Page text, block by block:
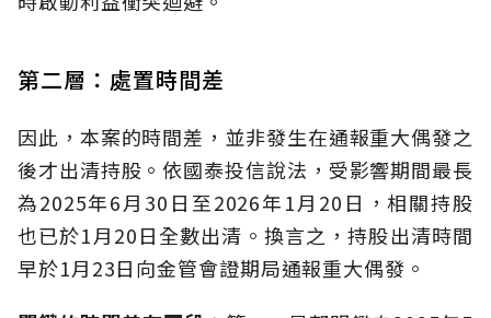
第二層：處置時間差
因此，本案的時間差，並非發生在通報重大偶發之
後才出清持股。依國泰投信說法，受影響期間最長
為2025年6月30日至2026年1月20日，相關持股
也已於1月20日全數出清。換言之，持股出清時間
早於1月23日向金管會證期局通報重大偶發。